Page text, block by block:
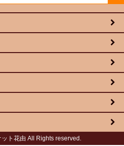
ト花由 All Rights reserved.